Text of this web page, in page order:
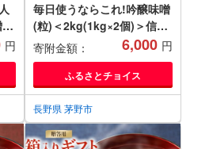
料
円
毎日使うならこれ!吟醸味噌
(粒)＜2kg(1kg×2個)＞信州
味噌の丸井伊藤商店
【1576458】
寄附金額： 6,000 円
ふるさとチョイス
長野県 茅野市